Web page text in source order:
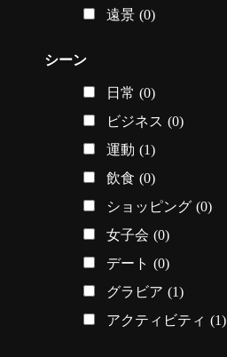
遠景 (0)
シーン
日常 (0)
ビジネス (0)
運動 (1)
飲食 (0)
ショッピング (0)
女子会 (0)
デート (0)
グラビア (1)
アクティビティ (1)